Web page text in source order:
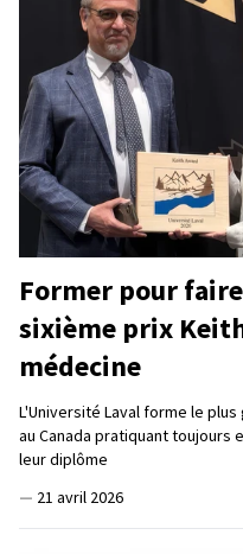
Former pour
sixième prix
médecine
L'Université Laval forme le
au Canada pratiquant toujours
leur diplôme
— 21 avril 2026